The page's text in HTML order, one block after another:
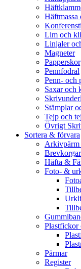
Häftmassa
Lim och
Linjaler
Magneter
Pennfodral
Penn- och
Saxar och
Stämplar
Tejp och
Övrigt
Sortera & förvara
Arkivpärm
Häfta &
Foto- &
Plastfickor
Pärmar
Register